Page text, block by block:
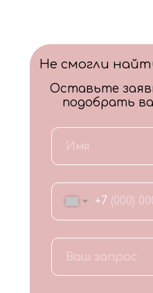
+7
Не смогли
Оставьте
подобрать